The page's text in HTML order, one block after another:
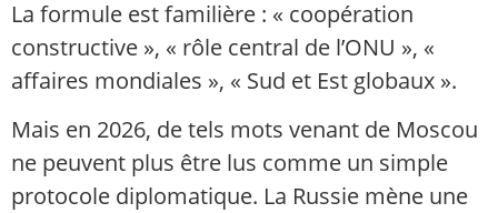
La formule est familière : « coopération
constructive », « rôle central de l’ONU », «
affaires mondiales », « Sud et Est globaux ».
Mais en 2026, de tels mots venant de Moscou
ne peuvent plus être lus comme un simple
protocole diplomatique. La Russie mène une